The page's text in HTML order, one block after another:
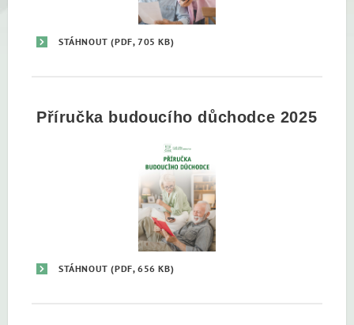
STÁHNOUT(PDF, 705 KB)
Příručka budoucího důchodce 2025
STÁHNOUT(PDF, 656 KB)